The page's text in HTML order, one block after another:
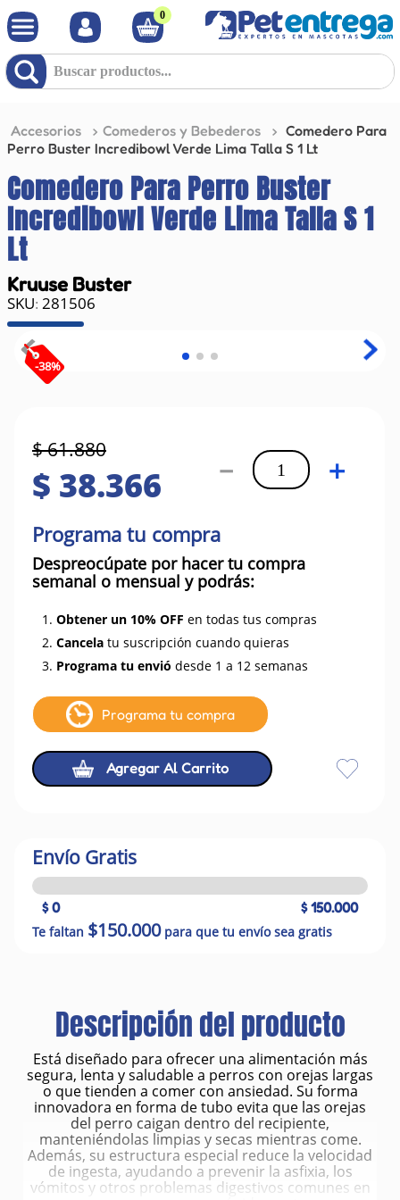
0
Buscar productos...
Accesorios Comederos y Bebederos
Comedero Para
Perro Buster Incredibowl Verde Lima Talla S 1 Lt
Comedero Para Perro Buster
Incredibowl Verde Lima Talla S 1
Lt
Kruuse Buster
: 281506
-38%
$61.880
$ 38.366 ＋
－
Programa tu compra
Despreocúpate por hacer tu compra
semanal o mensual y podrás:
1. Obtener un 10% OFF en todas tus compras
2. Cancela tu suscripción cuando quieras
3. Programa tu envió desde 1 a 12 semanas
Programa tu compra
Agregar Al Carrito
Envío Gratis
$ 0 $ 150.000
Te faltan $150.000para que tu envío sea gratis
Descripción del producto
Está diseñado para ofrecer una alimentación más
segura, lenta y saludable a perros con orejas largas
o que tienden a comer con ansiedad. Su forma
innovadora en forma de tubo evita que las orejas
del perro caigan dentro del recipiente,
manteniéndolas limpias y secas mientras come.
Además, su estructura especial reduce la velocidad
de ingesta, ayudando a prevenir la asfixia, los
vómitos y otros problemas digestivos comunes en